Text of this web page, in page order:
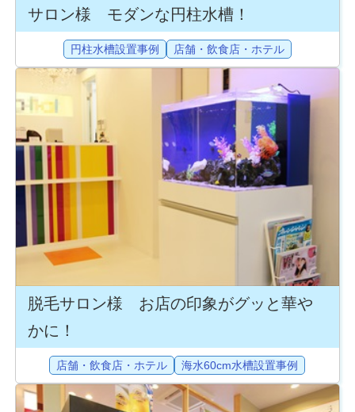
サロン様 モダンな円柱水槽！
円柱水槽設置事例 店舗・飲食店・ホテル
脱毛サロン様 お店の印象がグッと華や
かに！
店舗・飲食店・ホテル 海水60cm水槽設置事例